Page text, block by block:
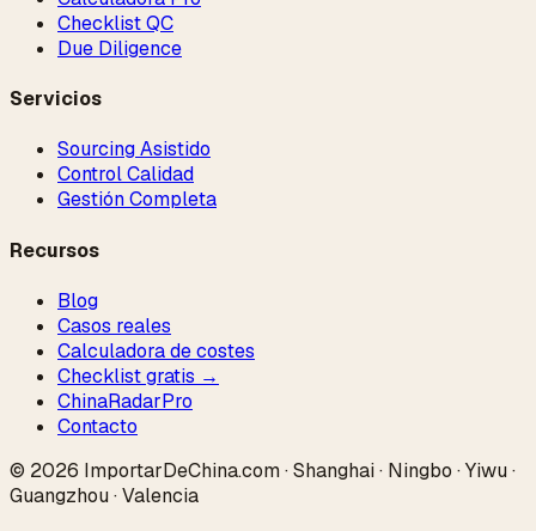
Checklist QC
Due Diligence
Servicios
Sourcing Asistido
Control Calidad
Gestión Completa
Recursos
Blog
Casos reales
Calculadora de costes
Checklist gratis →
ChinaRadarPro
Contacto
© 2026 ImportarDeChina.com · Shanghai · Ningbo · Yiwu ·
Guangzhou · Valencia